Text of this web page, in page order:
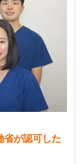
省が認可した